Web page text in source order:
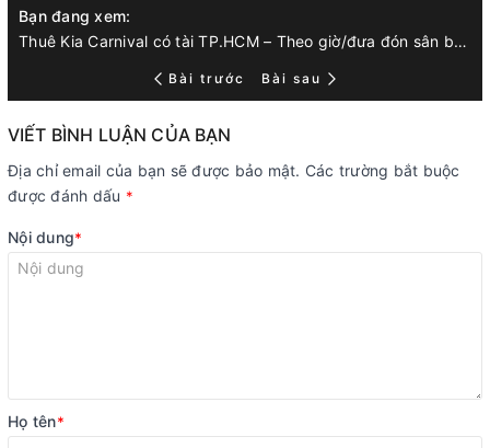
Bạn đang xem:
Thuê Kia Carnival có tài TP.HCM – Theo giờ/đưa đón sân bay (báo giá)
Bài trước Bài sau
VIẾT BÌNH LUẬN CỦA BẠN
Địa chỉ email của bạn sẽ được bảo mật. Các trường bắt buộc
được đánh dấu *
Nội dung*
Họ tên*